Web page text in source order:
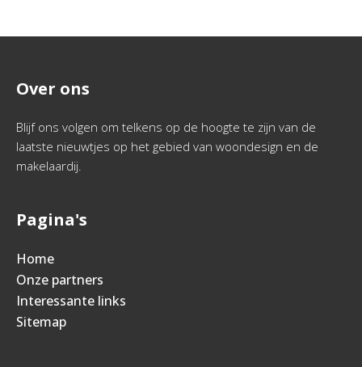
Over ons
Blijf ons volgen om telkens op de hoogte te zijn van de
laatste nieuwtjes op het gebied van woondesign en de
makelaardij.
Pagina's
Home
Onze partners
Interessante links
Sitemap